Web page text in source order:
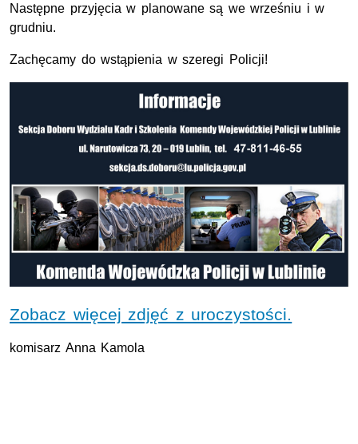
Następne przyjęcia w planowane są we wrześniu i w
grudniu.
Zachęcamy do wstąpienia w szeregi Policji!
Zobacz więcej zdjęć z uroczystości.
komisarz Anna Kamola